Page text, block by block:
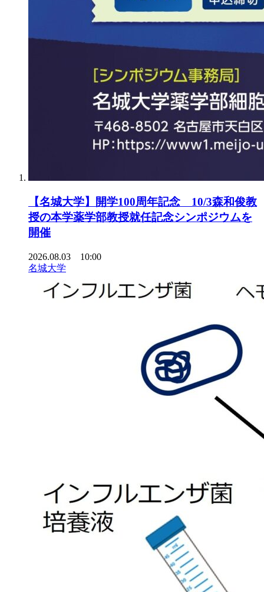
【名城大学】開学100周年記念 10/3森和俊教
授の本学薬学部教授就任記念シンポジウムを
開催
2026.08.03 10:00
名城大学